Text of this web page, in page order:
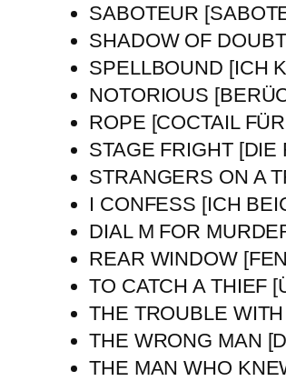
SABOTEUR
SHADOW OF
SPELLBOUND [ICH
NOTORIOUS
ROPE [COCTAIL
STAGE FRIGHT [DIE
STRANGERS ON A
I CONFESS [ICH
DIAL M FOR
REAR WINDOW
TO CATCH A THIEF
THE TROUBLE
THE WRONG MAN
THE MAN WHO